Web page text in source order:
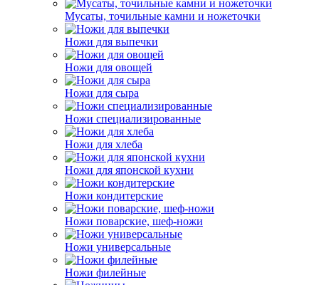
Мусаты, точильные камни и ножеточки
Ножи для выпечки
Ножи для овощей
Ножи для сыра
Ножи специализированные
Ножи для хлеба
Ножи для японской кухни
Ножи кондитерские
Ножи поварские, шеф-ножи
Ножи универсальные
Ножи филейные